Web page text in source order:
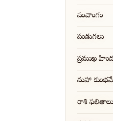
పంచాంగం
పండుగలు
ప్రముఖ
మహా
రాశి ఫలితాలు